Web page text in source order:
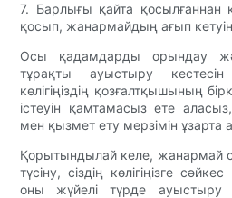
7. Барлығы қайта қосылғаннан
қосып, жанармайдың ағып кетуін
Осы қадамдарды орындау
тұрақты ауыстыру
көлігіңіздің қозғалтқышының
істеуін қамтамасыз ете
мен қызмет ету мерзімін ұзарта
Қорытындылай келе, жанармай
түсіну, сіздің көлігіңізге
оны жүйелі түрде ауыстыру